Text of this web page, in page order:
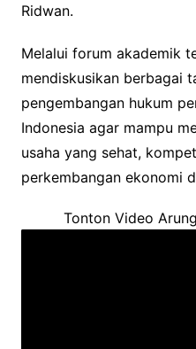
Ridwan.
Melalui forum akademik
mendiskusikan berbagai
pengembangan hukum
Indonesia agar mampu
usaha yang sehat,
perkembangan ekonomi
Tonton Video